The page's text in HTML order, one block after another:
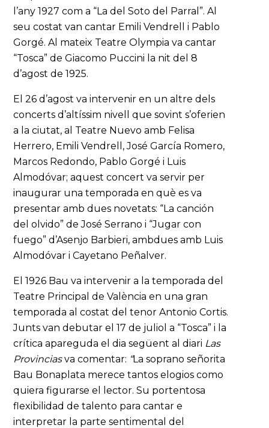
l’any 1927 com a “La del Soto del Parral”. Al
seu costat van cantar Emili Vendrell i Pablo
Gorgé. Al mateix Teatre Olympia va cantar
“Tosca” de Giacomo Puccini la nit del 8
d’agost de 1925.
El 26 d’agost va intervenir en un altre dels
concerts d’altíssim nivell que sovint s’oferien
a la ciutat, al Teatre Nuevo amb Felisa
Herrero, Emili Vendrell, José García Romero,
Marcos Redondo, Pablo Gorgé i Luis
Almodóvar; aquest concert va servir per
inaugurar una temporada en què es va
presentar amb dues novetats: “La canción
del olvido” de José Serrano i “Jugar con
fuego” d’Asenjo Barbieri, ambdues amb Luis
Almodóvar i Cayetano Peñalver.
El 1926 Bau va intervenir a la temporada del
Teatre Principal de València en una gran
temporada al costat del tenor Antonio Cortis.
Junts van debutar el 17 de juliol a “Tosca” i la
crítica apareguda el dia següent al diari Las
Provinciasva comentar: “La soprano señorita
Bau Bonaplata merece tantos elogios como
quiera figurarse el lector. Su portentosa
flexibilidad de talento para cantar e
interpretar la parte sentimental del